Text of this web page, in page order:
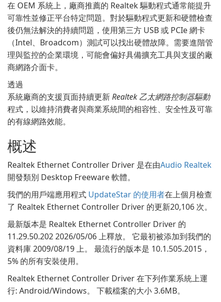
在 OEM 系統上，廠商推薦的 Realtek 驅動程式通常能提升
可靠性並修正平台特定問題。對於驅動程式更新和硬體檢查
後仍無法解決的持續問題，使用第三方 USB 或 PCIe 網卡
（Intel、Broadcom）測試可以找出硬體故障。需要進階管
理與監控的企業環境，可能會偏好具備擴充工具與支援的廠
商網路介面卡。
透過
系統廠商的支援頁面持續更新Realtek 乙太網路控制器驅動
程式，以維持消費者與商業系統間的相容性、安全性及可靠
的有線網路效能。
概述
Realtek Ethernet Controller Driver 是在由Audio Realtek
開發類別 Desktop Freeware 軟體。
我們的用戶端應用程式 UpdateStar 的使用者在上個月檢查
了 Realtek Ethernet Controller Driver 的更新20,106 次。
最新版本是 Realtek Ethernet Controller Driver 的
11.29.50.202 2026/05/06 上釋放。 它最初被添加到我們的
資料庫 2009/08/19 上。 最流行的版本是 10.1.505.2015，
5% 的所有安裝使用。
Realtek Ethernet Controller Driver 在下列作業系統上運
行: Android/Windows。 下載檔案的大小 3.6MB。